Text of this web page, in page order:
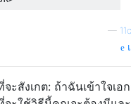
—
ะสังเกต: ถ้าฉันเข้าใจเอ